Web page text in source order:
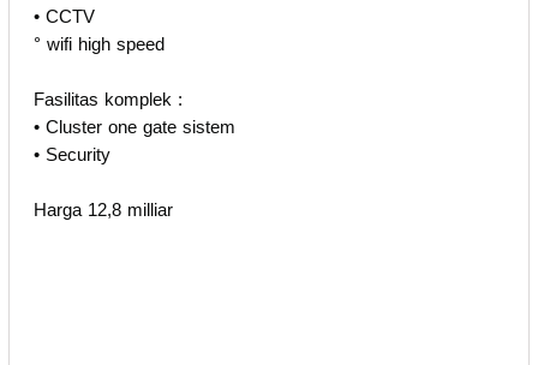
• CCTV
° wifi high speed
Fasilitas komplek :
• Cluster one gate sistem
• Security
Harga 12,8 milliar